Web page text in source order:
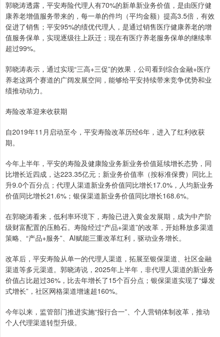
郭晓涛透露，平安寿险代理人有70%的新单新业务价值，是由医疗健
康养老增值服务带来的，每一单的件均（平均金额）提高3.5倍，有效
促进了销售；平安95%的绩优代理人，是通过销售医疗健康养老的增
值服务保单，实现逐级往上跃迁；现在有医疗养老服务保单的继续率
超过99%。
郭晓涛表示，通过实现“三高+三促”的效果，公司看到综合金融+医疗
养老这两个赛道的广阔发展空间，能够给平安持续带来竞争优势和业
绩推动动力。
寿险改革迎来收获期
自2019年11月启动至今，平安寿险改革历经6年，进入了红利收获
期。
今年上半年，平安的寿险及健康险业务新业务价值延续增长态势，同
比增长近四成，达223.35亿元；新业务价值率（按标准保费）同比上
升9.0个百分点；代理人渠道新业务价值同比增长17.0%，人均新业务
价值同比增长21.6%；银保渠道新业务价值同比增长168.6%。
在郭晓涛看来，低利率环境下，寿险已进入黄金发展期，成为中产阶
级财富配置的压舱石。寿险经过“产品+渠道”的改革，开始释放多渠道
策略、“产品+服务”、AI赋能三重改革红利，驱动业务增长。
改革后，平安寿险从单一的代理人渠道，拓展至银保渠道、社区金融
渠道等多元渠道。郭晓涛说，2025年上半年，非代理人渠道的新业务
价值占比超过36%，比去年增长了15个百分点；银保渠道实现了“爆发
式增长”，社区网格渠道增速超160%。
今年以来，监管部门推进实施“报行合一”、个人营销体制改革，推动
个人代理渠道转型升级。